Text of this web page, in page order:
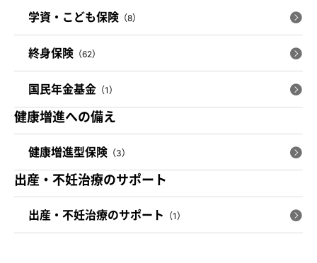
学資・こども保険 （8）
終身保険 （62）
国民年金基金 （1）
健康増進への備え
健康増進型保険 （3）
出産・不妊治療のサポート
出産・不妊治療のサポート （1）